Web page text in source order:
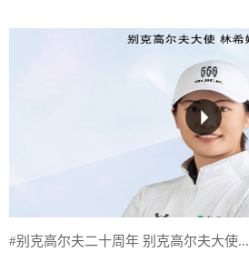
#别克高尔夫二十周年 别克高尔夫大使...